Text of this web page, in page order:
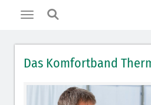
Toggle
Das Komfortband